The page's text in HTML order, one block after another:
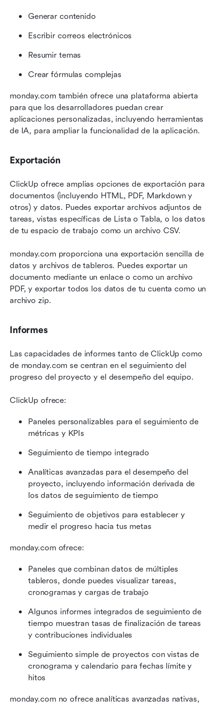
Generar contenido
Escribir correos electrónicos
Resumir temas
Crear fórmulas complejas
monday.com también ofrece una plataforma abierta
para que los desarrolladores puedan crear
aplicaciones personalizadas, incluyendo herramientas
de IA, para ampliar la funcionalidad de la aplicación.
Exportación
ClickUp ofrece amplias opciones de exportación para
documentos (incluyendo HTML, PDF, Markdown y
otros) y datos. Puedes exportar archivos adjuntos de
tareas, vistas específicas de Lista o Tabla, o los datos
de tu espacio de trabajo como un archivo CSV.
monday.com proporciona una exportación sencilla de
datos y archivos de tableros. Puedes exportar un
documento mediante un enlace o como un archivo
PDF, y exportar todos los datos de tu cuenta como un
archivo zip.
Informes
Las capacidades de informes tanto de ClickUp como
de monday.com se centran en el seguimiento del
progreso del proyecto y el desempeño del equipo.
ClickUp ofrece:
Paneles personalizables para el seguimiento de
métricas y KPIs
Seguimiento de tiempo integrado
Analíticas avanzadas para el desempeño del
proyecto, incluyendo información derivada de
los datos de seguimiento de tiempo
Seguimiento de objetivos para establecer y
medir el progreso hacia tus metas
monday.com ofrece:
Paneles que combinan datos de múltiples
tableros, donde puedes visualizar tareas,
cronogramas y cargas de trabajo
Algunos informes integrados de seguimiento de
tiempo muestran tasas de finalización de tareas
y contribuciones individuales
Seguimiento simple de proyectos con vistas de
cronograma y calendario para fechas límite y
hitos
monday.com no ofrece analíticas avanzadas nativas,